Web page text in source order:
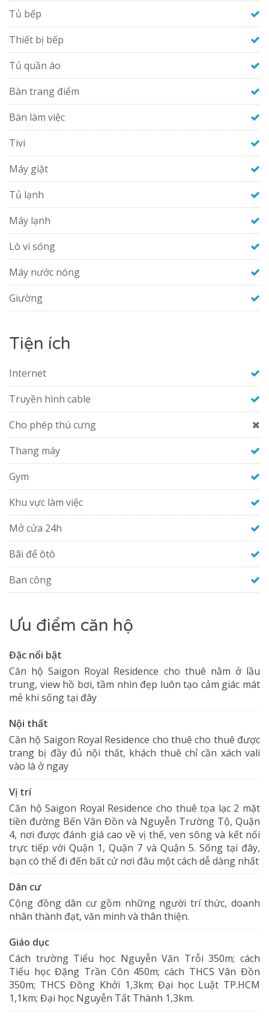
Tủ bếp
Thiết bị bếp
Tủ quần áo
Bàn trang điểm
Bàn làm việc
Tivi
Máy giặt
Tủ lạnh
Máy lạnh
Lò vi sóng
Máy nước nóng
Giường
Tiện ích
Internet
Truyền hình cable
Cho phép thú cưng
Thang máy
Gym
Khu vực làm việc
Mở cửa 24h
Bãi để ôtô
Ban công
Ưu điểm căn hộ
Đặc nổi bật
Căn hộ Saigon Royal Residence cho thuê nằm ở lầu
trung, view hồ bơi, tầm nhìn đẹp luôn tạo cảm giác mát
mẻ khi sống tại đây
Nội thất
Căn hộ Saigon Royal Residence cho thuê cho thuê được
trang bị đầy đủ nội thất, khách thuê chỉ cần xách vali
vào là ở ngay
Vị trí
Căn hộ Saigon Royal Residence cho thuê tọa lạc 2 mặt
tiền đường Bến Vân Đồn và Nguyễn Trường Tộ, Quận
4, nơi được đánh giá cao về vị thế, ven sông và kết nối
trực tiếp với Quận 1, Quận 7 và Quận 5. Sống tại đây,
bạn có thể đi đến bất cứ nơi đâu một cách dễ dàng nhất
Dân cư
Cộng đồng dân cư gồm những người trí thức, doanh
nhân thành đạt, văn minh và thân thiện.
Giáo dục
Cách trường Tiểu học Nguyễn Văn Trỗi 350m; cách
Tiểu học Đặng Trần Côn 450m; cách THCS Vân Đồn
350m; THCS Đồng Khởi 1,3km; Đại học Luật TP.HCM
1,1km; Đại học Nguyễn Tất Thành 1,3km.